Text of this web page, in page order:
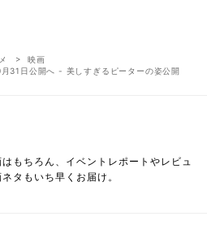
映画
31日公開へ - 美しすぎるピーターの姿公開
もちろん、イベントレポートやレビュ
タもいち早くお届け。